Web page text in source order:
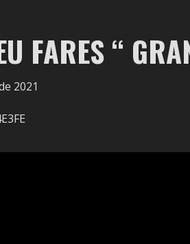
FARES “
2021